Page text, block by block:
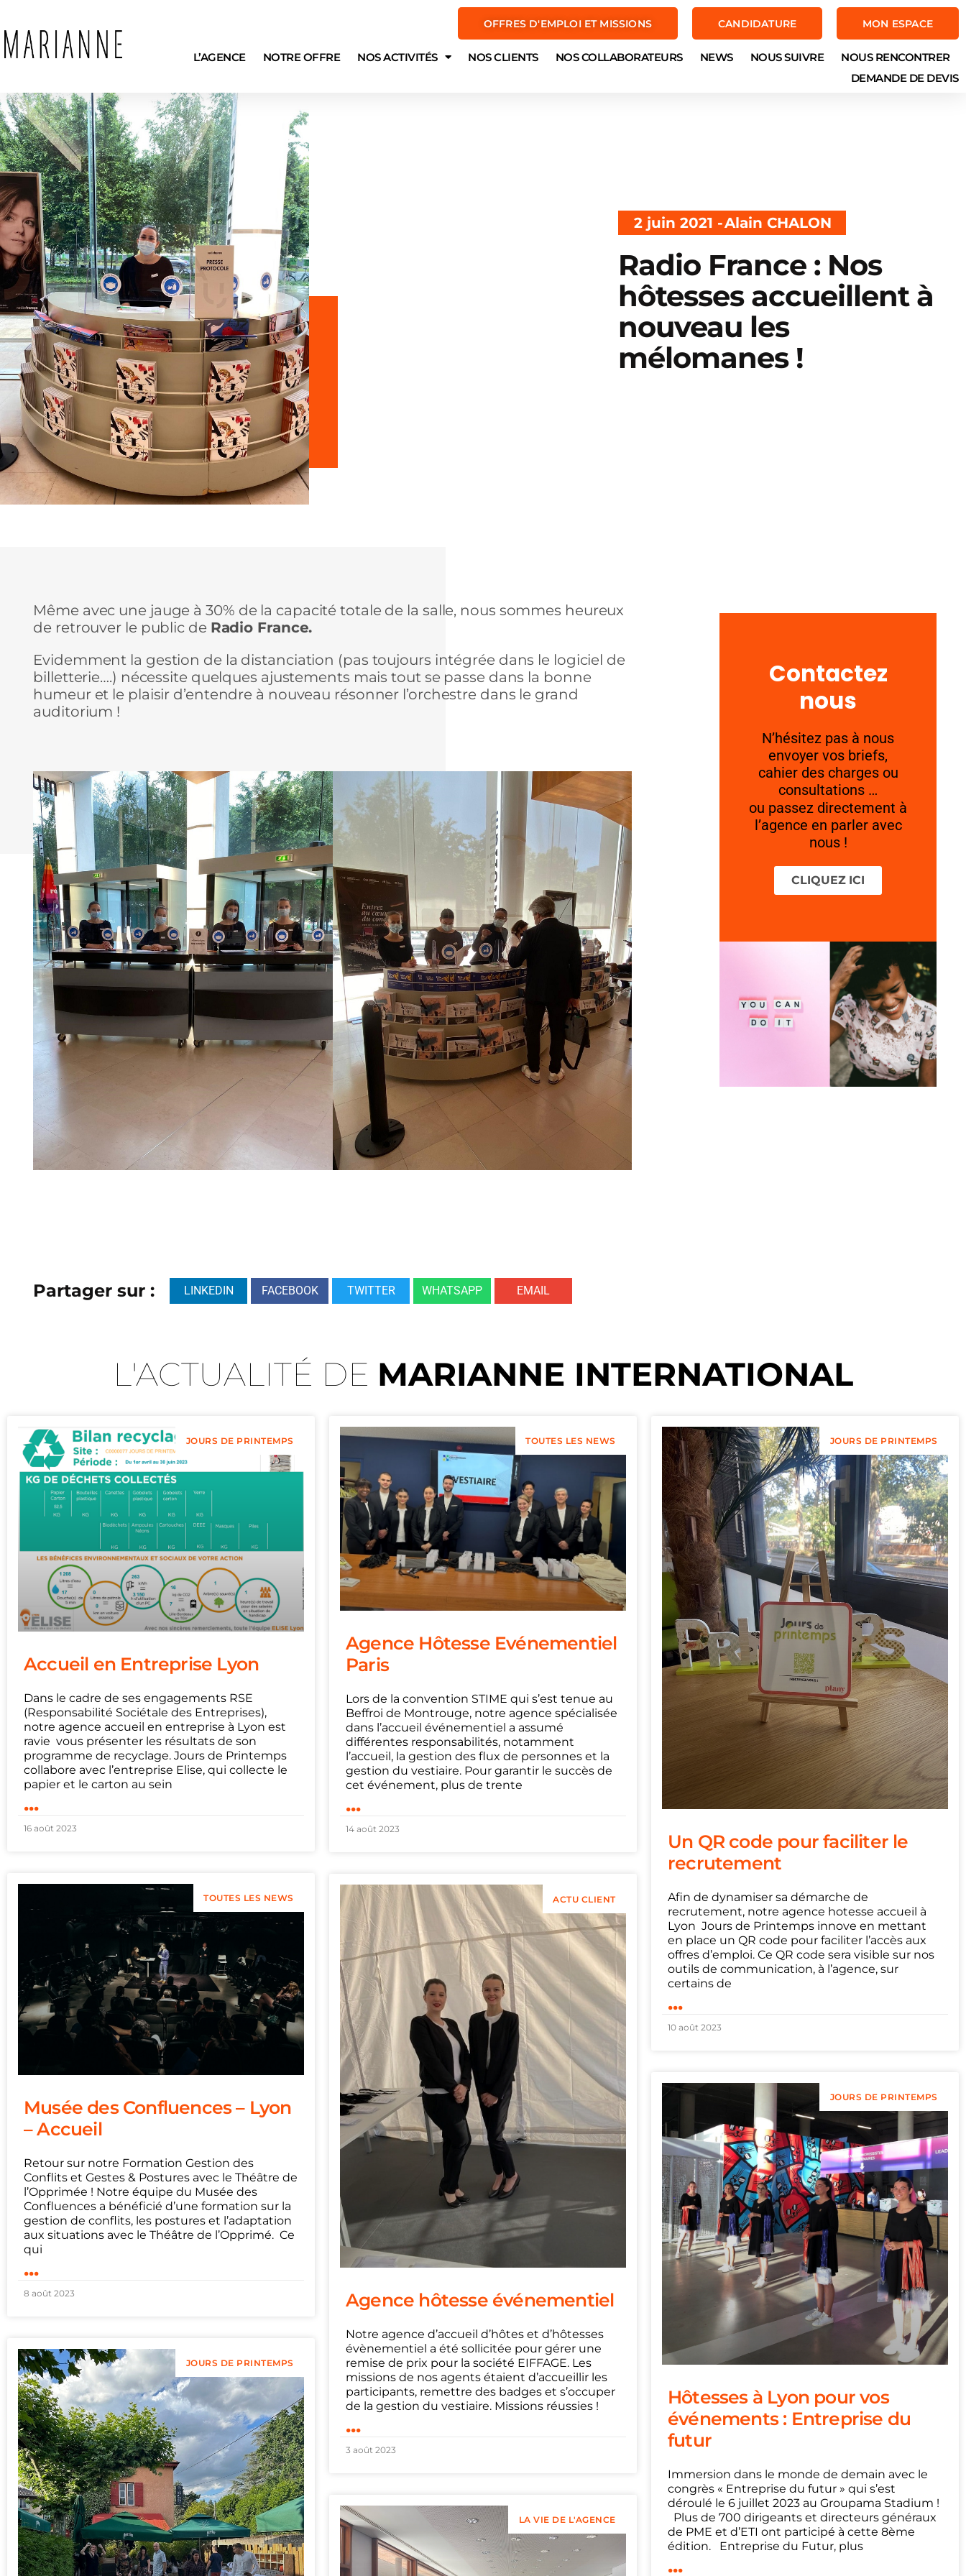
OFFRES D'EMPLOI ET MISSIONS CANDIDATURE MON ESPACE
L’AGENCE NOTRE OFFRE NOS ACTIVITÉS NOS CLIENTS NOS COLLABORATEURS NEWS NOUS SUIVRE
NOUS RENCONTRER
DEMANDE DE DEVIS
2 juin 2021 -Alain CHALON
Radio France : Nos
hôtesses accueillent à
nouveau les
mélomanes !
Même avec une jauge à 30% de la capacité totale de la salle, nous sommes heureux
de retrouver le public de Radio France.
Evidemment la gestion de la distanciation (pas toujours intégrée dans le logiciel de
billetterie….) nécessite quelques ajustements mais tout se passe dans la bonne
humeur et le plaisir d’entendre à nouveau résonner l’orchestre dans le grand
auditorium !
Partager sur : LINKEDIN FACEBOOK TWITTER WHATSAPP EMAIL
Contactez
nous
N’hésitez pas à nous
envoyer vos briefs,
cahier des charges ou
consultations …
ou passez directement à
l’agence en parler avec
nous !
CLIQUEZ ICI
L'ACTUALITÉ DE MARIANNE INTERNATIONAL
JOURS DE PRINTEMPS
Accueil en Entreprise Lyon
Dans le cadre de ses engagements RSE
(Responsabilité Sociétale des Entreprises),
notre agence accueil en entreprise à Lyon est
ravie vous présenter les résultats de son
programme de recyclage. Jours de Printemps
collabore avec l’entreprise Elise, qui collecte le
papier et le carton au sein
...
16 août 2023
TOUTES LES NEWS
Agence Hôtesse Evénementiel
Paris
Lors de la convention STIME qui s’est tenue au
Beffroi de Montrouge, notre agence spécialisée
dans l’accueil événementiel a assumé
différentes responsabilités, notamment
l’accueil, la gestion des flux de personnes et la
gestion du vestiaire. Pour garantir le succès de
cet événement, plus de trente
...
14 août 2023
JOURS DE PRINTEMPS
Un QR code pour faciliter le
recrutement
Afin de dynamiser sa démarche de
recrutement, notre agence hotesse accueil à
Lyon Jours de Printemps innove en mettant
en place un QR code pour faciliter l’accès aux
offres d’emploi. Ce QR code sera visible sur nos
outils de communication, à l’agence, sur
certains de
...
10 août 2023
TOUTES LES NEWS
Musée des Confluences – Lyon
– Accueil
Retour sur notre Formation Gestion des
Conflits et Gestes & Postures avec le Théâtre de
l’Opprimée ! Notre équipe du Musée des
Confluences a bénéficié d’une formation sur la
gestion de conflits, les postures et l’adaptation
aux situations avec le Théâtre de l’Opprimé. Ce
qui
...
8 août 2023
ACTU CLIENT
Agence hôtesse événementiel
Notre agence d’accueil d’hôtes et d’hôtesses
évènementiel a été sollicitée pour gérer une
remise de prix pour la société EIFFAGE. Les
missions de nos agents étaient d’accueillir les
participants, remettre des badges et s’occuper
de la gestion du vestiaire. Missions réussies !
...
3 août 2023
JOURS DE PRINTEMPS
Hôtesses à Lyon pour vos
événements : Entreprise du
futur
Immersion dans le monde de demain avec le
congrès « Entreprise du futur » qui s’est
déroulé le 6 juillet 2023 au Groupama Stadium !
Plus de 700 dirigeants et directeurs généraux
de PME et d’ETI ont participé à cette 8ème
édition. Entreprise du Futur, plus
...
JOURS DE PRINTEMPS
LA VIE DE L'AGENCE